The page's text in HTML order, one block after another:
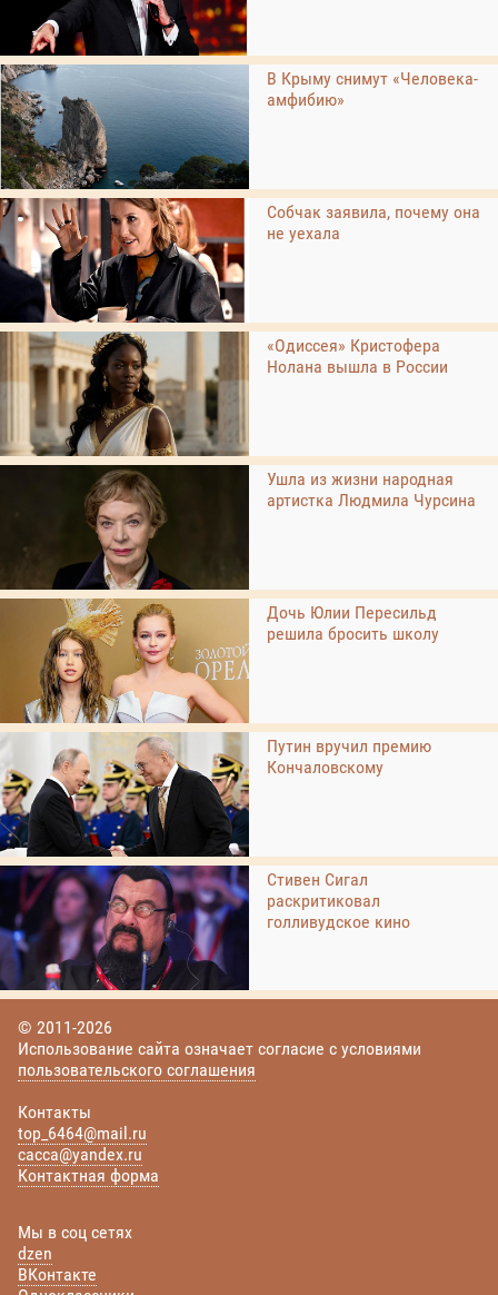
В Крыму снимут «Человека-
амфибию»
Собчак заявила, почему она
не уехала
«Одиссея» Кристофера
Нолана вышла в России
Ушла из жизни народная
артистка Людмила Чурсина
Дочь Юлии Пересильд
решила бросить школу
Путин вручил премию
Кончаловскому
Стивен Сигал
раскритиковал
голливудское кино
© 2011-2026
Использование сайта означает согласие с условиями
пользовательского соглашения
Контакты
top_6464@mail.ru
cacca@yandex.ru
Контактная форма
Мы в соц сетях
dzen
ВКонтакте